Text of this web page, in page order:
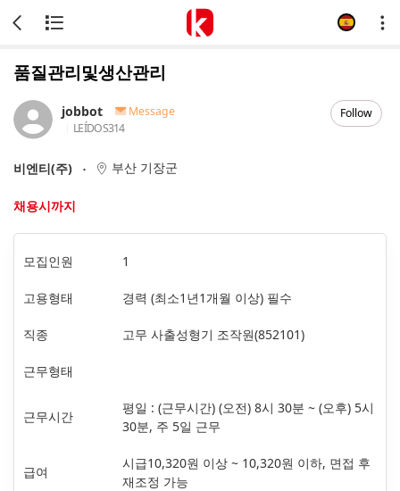
품질관리및생산관리
jobbot
Message
LEÍDOS314
Follow
비엔티(주) 부산 기장군
채용시까지
모집인원 1
고용형태 경력 (최소1년1개월 이상) 필수
직종 고무 사출성형기 조작원(852101)
근무형태
근무시간
평일 : (근무시간) (오전) 8시 30분 ~ (오후) 5시
30분, 주 5일 근무
급여
시급10,320원 이상 ~ 10,320원 이하, 면접 후
재조정 가능